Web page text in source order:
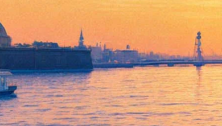
Максим Леонидов сыграет
концерт в родном городе